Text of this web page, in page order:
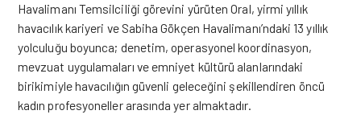
Havalimanı Temsilciliği görevini yürüten Oral, yirmi yıllık
havacılık kariyeri ve Sabiha Gökçen Havalimanı’ndaki 13 yıllık
yolculuğu boyunca; denetim, operasyonel koordinasyon,
mevzuat uygulamaları ve emniyet kültürü alanlarındaki
birikimiyle havacılığın güvenli geleceğini şekillendiren öncü
kadın profesyoneller arasında yer almaktadır.